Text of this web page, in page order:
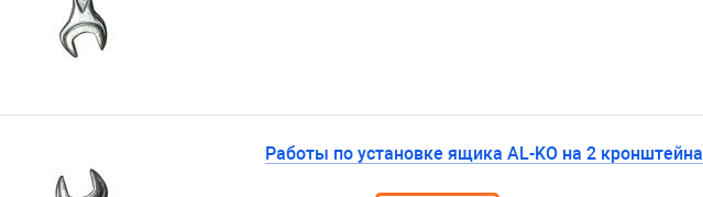
Работы по установке ящика AL-KO на 2 кронштейна